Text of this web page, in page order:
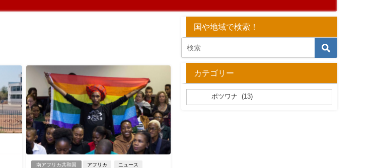
南アフリカ共和国 アフリカ ニュース
国や地域で検索！
カテゴリー